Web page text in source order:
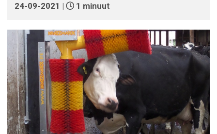
24-09-2021 | 1 minuut